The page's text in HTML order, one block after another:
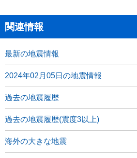
関連情報
最新の地震情報
2024年02月05日の地震情報
過去の地震履歴
過去の地震履歴(震度3以上)
海外の大きな地震